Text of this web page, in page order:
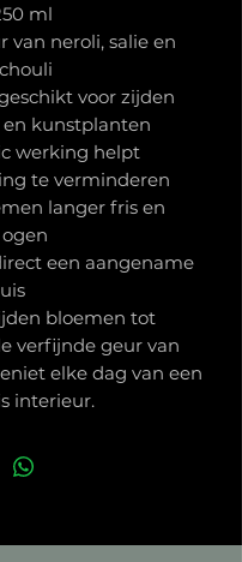
ml
van neroli, salie en
voor zijden
kunstplanten
werking helpt
te verminderen
langer fris en
een aangename
bloemen tot
verfijnde geur van
elke dag van een
interieur.